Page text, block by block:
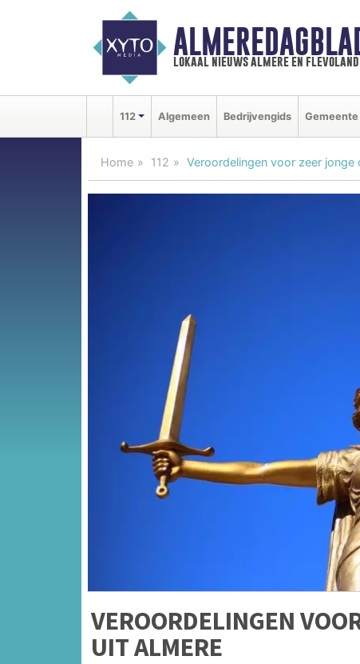
lokaal nieuws almere en flevoland
112 Algemeen Bedrijvengids Gemeente
Home 112 Veroordelingen voor zeer jonge
VEROORDELINGEN
UIT ALMERE